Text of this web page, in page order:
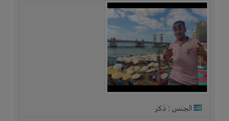
الجنس : ذكر